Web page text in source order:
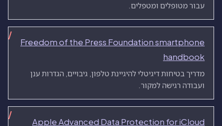
עבור מטופלים ומטפלים.
Freedom of the Press Foundation smartphone
handbook
מדריך בטיחות דיגיטלי להיגיינת טלפון, גיבויים, הגדרות ענן
ועבודה רגישה למקור.
Apple Advanced Data Protection for iCloud